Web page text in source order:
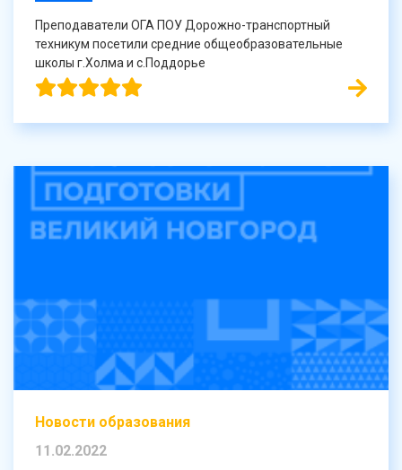
Преподаватели ОГА ПОУ Дорожно-транспортный
техникум посетили средние общеобразовательные
школы г.Холма и с.Поддорье
Новости образования
11.02.2022